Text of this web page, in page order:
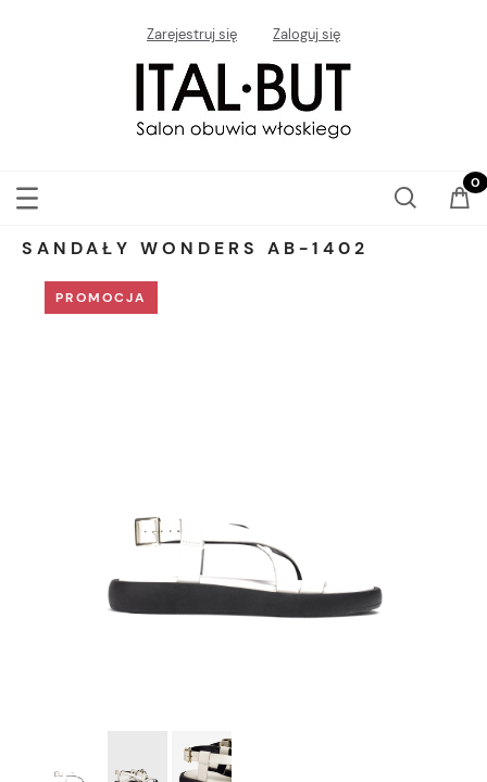
Zarejestruj się Zaloguj się
SANDAŁY WONDERS AB-1402
PROMOCJA